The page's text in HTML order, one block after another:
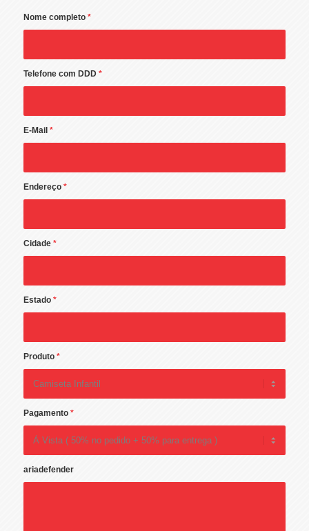
Nome completo *
Telefone com DDD *
E-Mail *
Endereço *
Cidade *
Estado *
Produto *
Pagamento *
ariadefender